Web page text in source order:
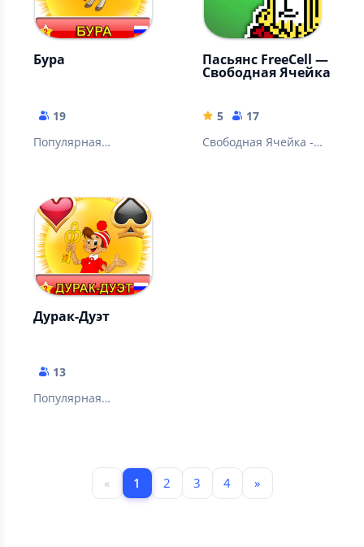
Бура
19
Популярная
Пасьянс FreeCell —
Свободная Ячейка
5
17
Свободная Ячейка -
Дурак-Дуэт
13
Популярная
« 1 2 3 4 »